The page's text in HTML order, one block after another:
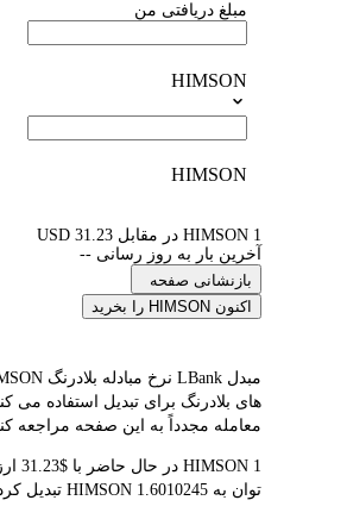
مبلغ دریافتی من
HIMSON
HIMSON
1 HIMSON در مقابل 31.23 USD
آخرین بار به روز رسانی --
بازنشانی صفحه
اکنون HIMSON را بخرید
معامله مجدداً به این صفحه مراجعه
توان به 1.6010245 HIMSON تبدیل کرد. این نتایج تبدیل شامل هزینه‌های پلتفرم یا هزینه‌های ماینر نمی‌شود.